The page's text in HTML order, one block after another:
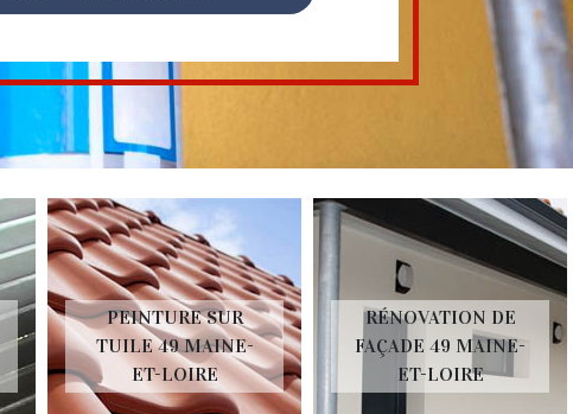
PEINTURE SUR
TUILE 49 MAINE-
ET-LOIRE
RÉNOVATION DE
FAÇADE 49 MAINE-
ET-LOIRE